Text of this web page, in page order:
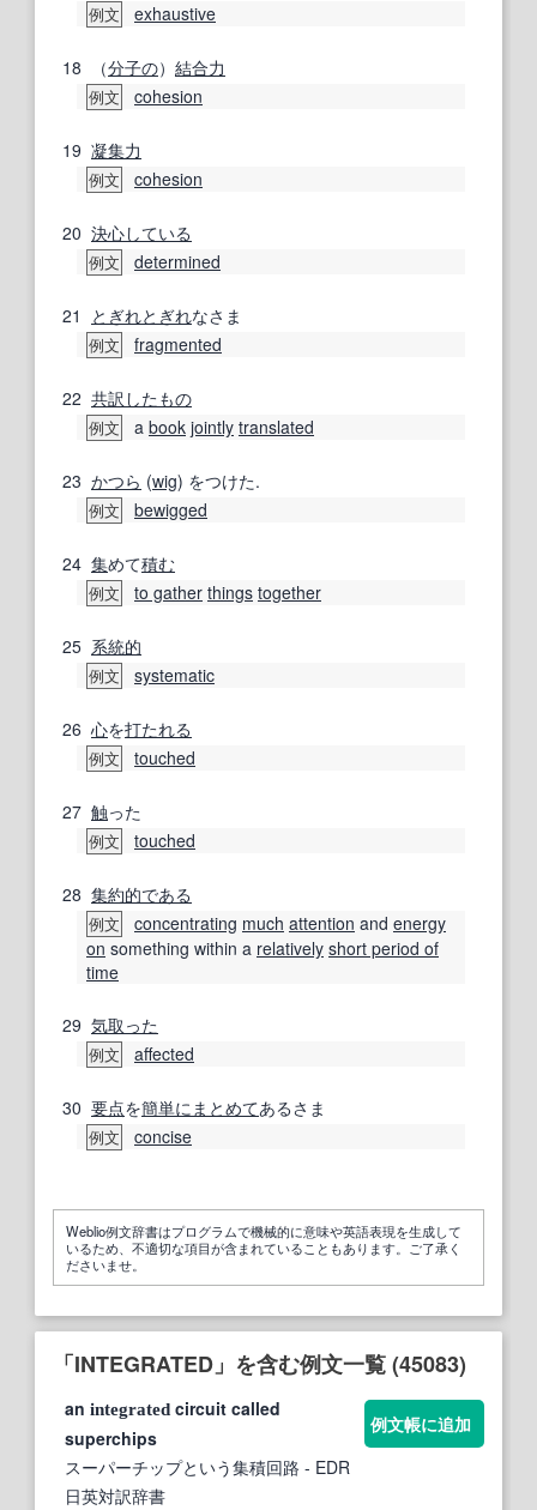
例文 exhaustive
18 （分子の） 結合力
例文 cohesion
19 凝集力
例文 cohesion
20 決心している
例文 determined
21 とぎれとぎれなさま
例文 fragmented
22 共訳 したもの
例文 a book jointly translated
23 かつら (wig) をつけた.
例文 bewigged
24 集めて積む
例文 to gather things together
25 系統的
例文 systematic
26 心を打たれる
例文 touched
27 触った
例文 touched
28 集約的である
例文 concentrating much attention and energy
on something within a relatively short period of
time
29 気取った
例文 affected
30 要点を簡単にまとめてあるさま
例文 concise
Weblio例文辞書はプログラムで機械的に意味や英語表現を生成して
いるため、不適切な項目が含まれていることもあります。ご了承く
ださいませ。
「INTEGRATED」を含む例文一覧 (45083)
an integrated circuit called
superchips
スーパーチップという集積回路 - EDR
日英対訳辞書
例文帳に追加